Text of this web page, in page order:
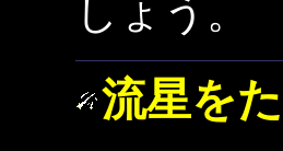
しょう。
流星を